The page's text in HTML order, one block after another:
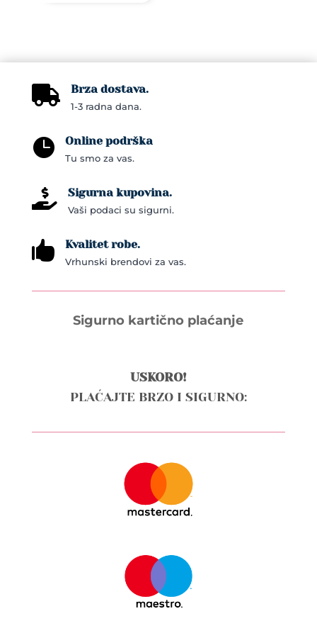
 Brza dostava.
1-3 radna dana.
 Online podrška
Tu smo za vas.
 Sigurna kupovina.
Vaši podaci su sigurni.
 Kvalitet robe.
Vrhunski brendovi za vas.
Sigurno kartično plaćanje
USKORO!
PLAĆAJTE BRZO I SIGURNO: